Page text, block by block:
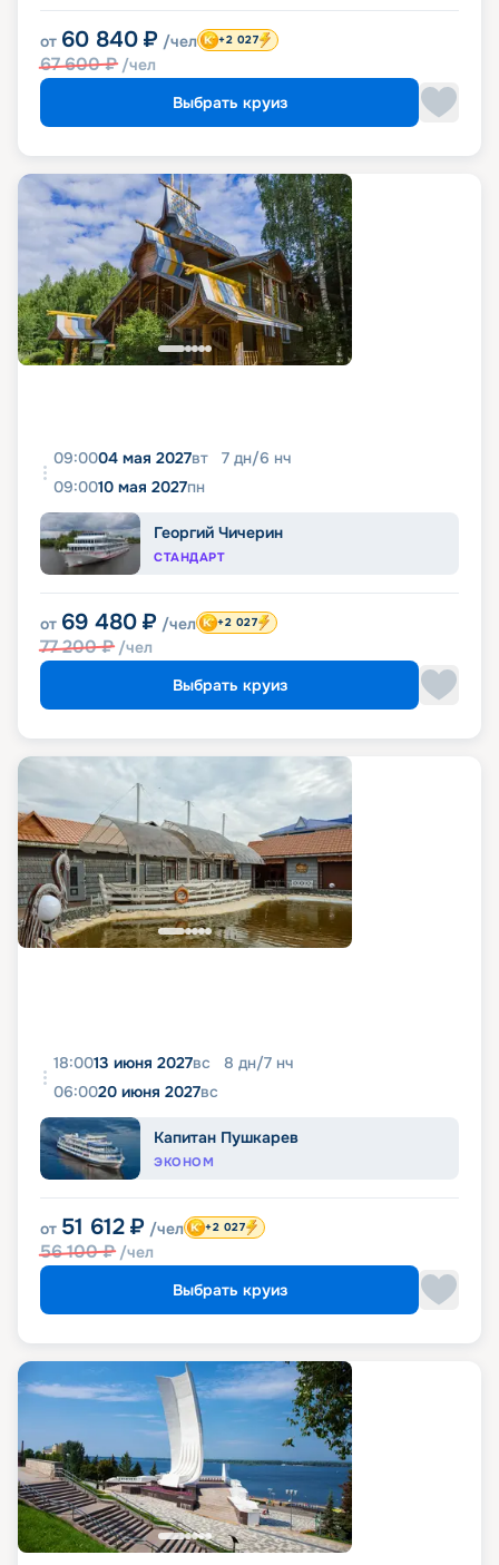
от 60 840 ₽ /чел
67 600₽ /чел
+2 027
Выбрать круиз
09:0004 мая 2027вт 7 дн/6 нч
09:0010 мая 2027пн
Георгий Чичерин
СТАНДАРТ
от 69 480 ₽ /чел
77 200₽ /чел
+2 027
Выбрать круиз
18:0013 июня 2027вс 8 дн/7 нч
06:0020 июня 2027вс
Капитан Пушкарев
ЭКОНОМ
от 51 612 ₽ /чел
56 100₽ /чел
+2 027
Выбрать круиз